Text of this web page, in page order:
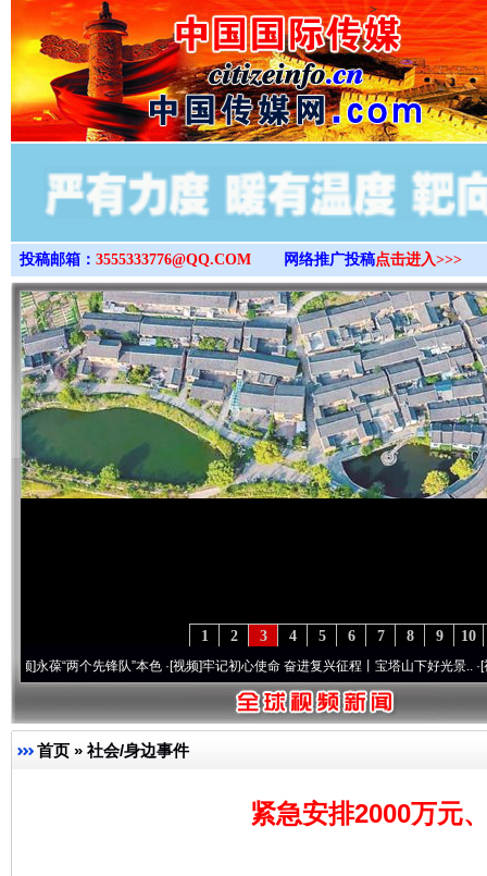
>
投稿邮箱： 3555333776@QQ.COM 网络推广投稿点击进入>>>
10
9
8
7
6
5
4
3
2
1
两个先锋队”本色·[视频]牢记初心使命 奋进复兴征程丨宝塔山下好光景..·[视频]因党
首页 » 社会/身边事件
紧急安排2000万元